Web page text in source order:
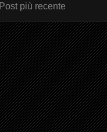
Post più recente